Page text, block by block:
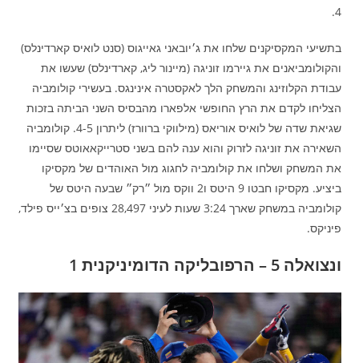
4.
בתשיעי המקסיקנים שלחו את ג׳יובאני גאייגוס (סנט לואיס קארדינלס)
והקולומביאנים את גיירמו זוניגה (מיינור ליג, קארדינלס) שעשו את
עבודת הקלוזינג והמשחק הלך לאקסטרה אינינגס. בעשירי קולומביה
הצליחו לקדם את הרץ החופשי אלפארו מהבסיס השני הביתה בזכות
שגיאת שדה של לואיס אוריאס (מילווקי ברוורז) ליתרון 4-5. קולומביה
השאירה את זוניגה לזרוק והוא ענה להם בשני סטרייקאאוטס שסיימו
את המשחק ושלחו את קולומביה לחגוג מול האוהדים של מקסיקו
ביציע. מקסיקו חבטו 9 היטס ו2 ווקס מול ״רק״ שבעה היטס של
קולומביה במשחק שארך 3:24 שעות לעיני 28,497 צופים בצ׳ייס פילד,
פיניקס.
ונצואלה 5 – הרפובליקה הדומיניקנית 1